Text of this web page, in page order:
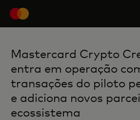
Mastercard Crypto
entra em operação
transações do piloto
e adiciona novos
ecossistema